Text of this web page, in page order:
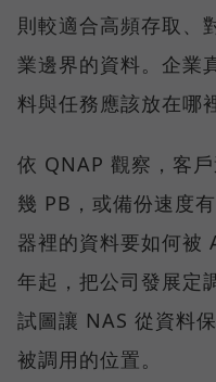
則較適合高頻存取、
業邊界的資料。企業
料與任務應該放在哪
依 QNAP 觀察，客戶
幾 PB，或備份速度
器裡的資料要如何被
年起，把公司發展定
試圖讓 NAS 從資料
被調用的位置。